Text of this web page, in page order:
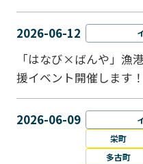
2026-06-12
「はなび×ばんや」漁
援イベント開催します！
2026-06-09
栄町
多古町